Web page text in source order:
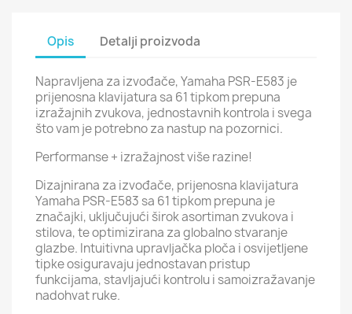
Opis Detalji proizvoda
Napravljena za izvođače, Yamaha PSR-E583 je
prijenosna klavijatura sa 61 tipkom prepuna
izražajnih zvukova, jednostavnih kontrola i svega
što vam je potrebno za nastup na pozornici.
Performanse + izražajnost više razine!
Dizajnirana za izvođače, prijenosna klavijatura
Yamaha PSR-E583 sa 61 tipkom prepuna je
značajki, uključujući širok asortiman zvukova i
stilova, te optimizirana za globalno stvaranje
glazbe. Intuitivna upravljačka ploča i osvijetljene
tipke osiguravaju jednostavan pristup
funkcijama, stavljajući kontrolu i samoizražavanje
nadohvat ruke.